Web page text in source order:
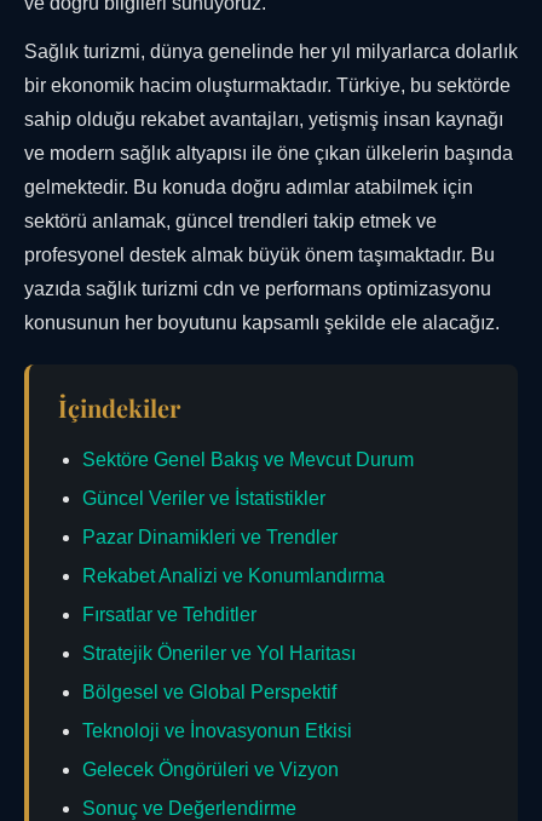
Sağlık turizmi, dünya genelinde her yıl milyarlarca dolarlık
bir ekonomik hacim oluşturmaktadır. Türkiye, bu sektörde
sahip olduğu rekabet avantajları, yetişmiş insan kaynağı
ve modern sağlık altyapısı ile öne çıkan ülkelerin başında
gelmektedir. Bu konuda doğru adımlar atabilmek için
sektörü anlamak, güncel trendleri takip etmek ve
profesyonel destek almak büyük önem taşımaktadır. Bu
yazıda sağlık turizmi cdn ve performans optimizasyonu
konusunun her boyutunu kapsamlı şekilde ele alacağız.
İçindekiler
Sektöre Genel Bakış ve Mevcut Durum
Güncel Veriler ve İstatistikler
Pazar Dinamikleri ve Trendler
Rekabet Analizi ve Konumlandırma
Fırsatlar ve Tehditler
Stratejik Öneriler ve Yol Haritası
Bölgesel ve Global Perspektif
Teknoloji ve İnovasyonun Etkisi
Gelecek Öngörüleri ve Vizyon
Sonuç ve Değerlendirme